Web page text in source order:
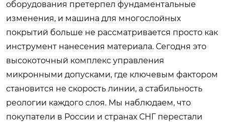
оборудования претерпел фундаментальные
изменения, и машина для многослойных
покрытий больше не рассматривается просто как
инструмент нанесения материала. Сегодня это
высокоточный комплекс управления
микронными допусками, где ключевым фактором
становится не скорость линии, а стабильность
реологии каждого слоя. Мы наблюдаем, что
покупатели в России и странах СНГ перестали